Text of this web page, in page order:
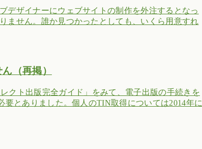
デザイナーにウェブサイトの制作を外注するとなっ
ません。誰か見つかったとしても、いくら用意すれ
（再掲）
クト出版完全ガイド」をみて、電子出版の手続きを
とありました。個人のTIN取得については2014年に